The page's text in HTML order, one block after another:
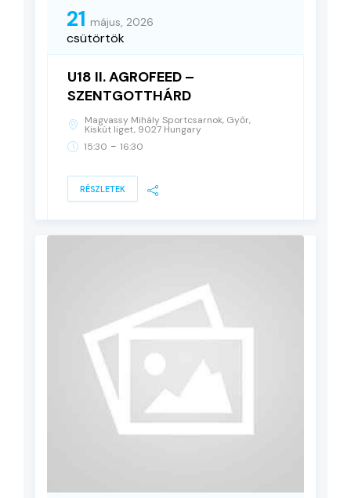
21 május, 2026
csütörtök
U18 II. AGROFEED –
SZENTGOTTHÁRD
Magvassy Mihály Sportcsarnok, Győr,
Kiskút liget, 9027 Hungary
15:30 - 16:30
RÉSZLETEK